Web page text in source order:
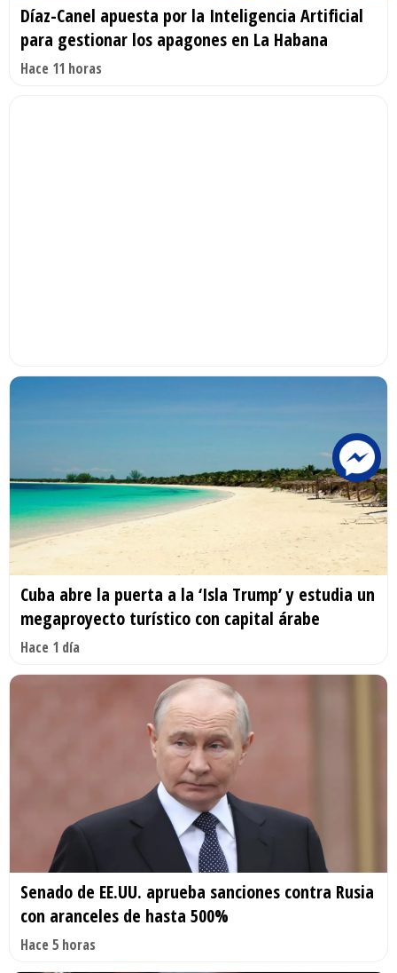
Díaz-Canel apuesta por la Inteligencia Artificial
para gestionar los apagones en La Habana
Hace 11 horas
Cuba abre la puerta a la ‘Isla Trump’ y estudia un
megaproyecto turístico con capital árabe
Hace 1 día
Senado de EE.UU. aprueba sanciones contra Rusia
con aranceles de hasta 500%
Hace 5 horas